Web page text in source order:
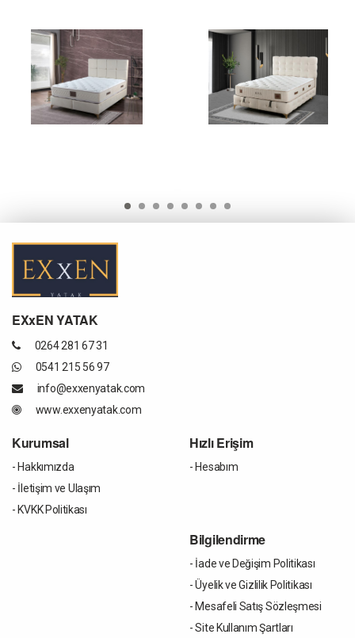
EXxEN YATAK
0264 281 67 31
0541 215 56 97
info@exxenyatak.com
www.exxenyatak.com
Kurumsal
- Hakkımızda
- İletişim ve Ulaşım
- KVKK Politikası
Hızlı Erişim
- Hesabım
Bilgilendirme
- İade ve Değişim Politikası
- Üyelik ve Gizlilik Politikası
- Mesafeli Satış Sözleşmesi
- Site Kullanım Şartları